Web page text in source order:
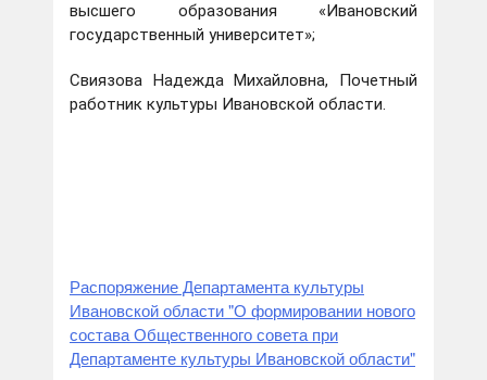
высшего образования «Ивановский
государственный университет»;
Свиязова Надежда Михайловна, Почетный
работник культуры Ивановской области.
Распоряжение Департамента культуры
Ивановской области "О формировании нового
состава Общественного совета при
Департаменте культуры Ивановской области"